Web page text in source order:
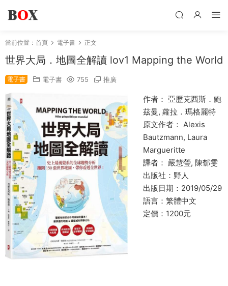
當前位置： 首頁 電子書 正文
世界大局．地圖全解讀 lov1 Mapping the World
電子書 電子書 755 推廣
作者： 亞歷克西斯．鮑
茲曼, 蘿拉．瑪格麗特
原文作者： Alexis
Bautzmann, Laura
Margueritte
譯者： 嚴慧瑩, 陳郁雯
出版社：野人
出版日期：2019/05/29
語言：繁體中文
定價：1200元